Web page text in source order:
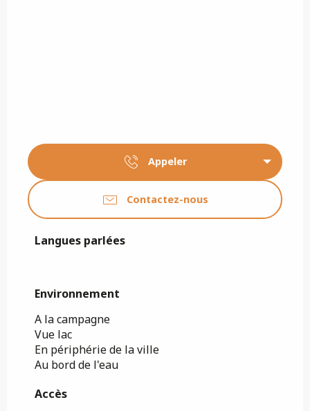
Appeler
Contactez-nous
Langues parlées
Langues parlées
Environnement
Environnement
A la campagne
Vue lac
En périphérie de la ville
Au bord de l'eau
Accès
Accès